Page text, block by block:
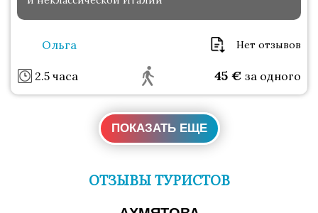
Ольга Нет отзывов
2.5 часа 45 € за одного
ПОКАЗАТЬ ЕЩЕ
ОТЗЫВЫ ТУРИСТОВ